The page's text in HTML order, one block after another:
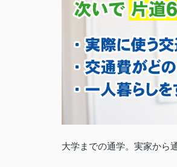
大学までの通学。実家から